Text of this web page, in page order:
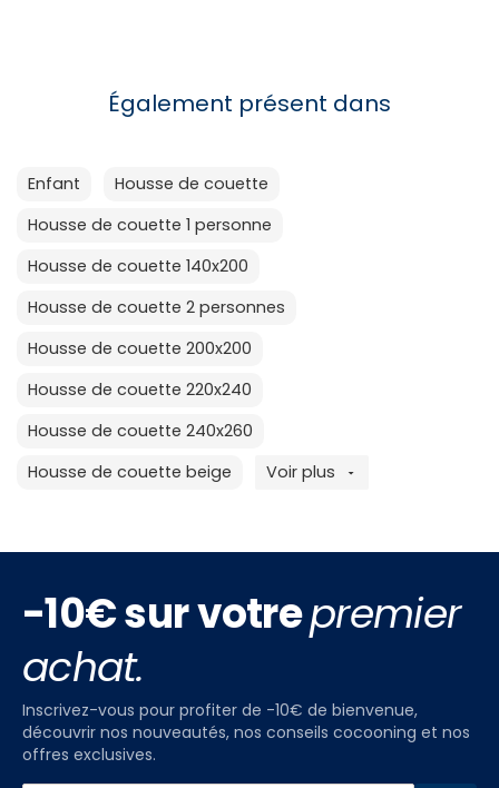
Également présent dans
Enfant
Housse de couette
Housse de couette 1 personne
Housse de couette 140x200
Housse de couette 2 personnes
Housse de couette 200x200
Housse de couette 220x240
Housse de couette 240x260
Housse de couette beige
Voir plus
-10€ sur votrepremier
achat.
Inscrivez-vous pour profiter de -10€ de bienvenue,
découvrir nos nouveautés, nos conseils cocooning et nos
offres exclusives.